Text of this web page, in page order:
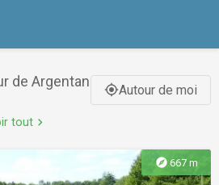
de Argentan
gps_fixedAutour de moi
tout chevron_right
explore 667 m